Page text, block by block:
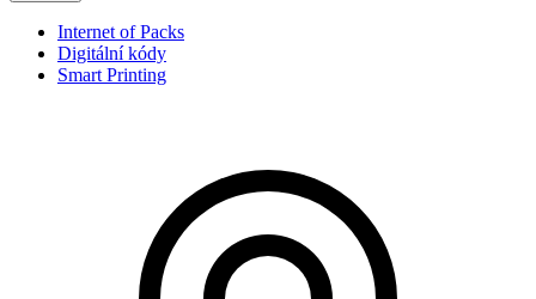
Internet of Packs
Digitální kódy
Smart Printing